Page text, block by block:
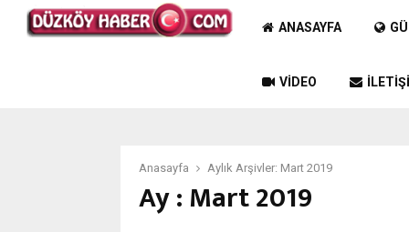
ANASAYFA
VIDEO
Anasayfa Aylık Arşivler: Mart 2019
Ay : Mart 2019